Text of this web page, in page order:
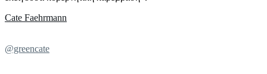
Cate Faehrmann
@greencate